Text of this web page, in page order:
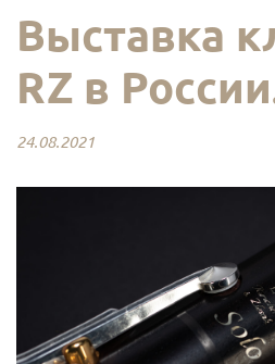
Выставка
RZ в
24.08.2021